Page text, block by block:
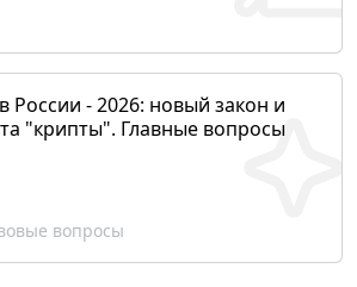
России - 2026: новый закон и
"крипты". Главные вопросы
вопросы